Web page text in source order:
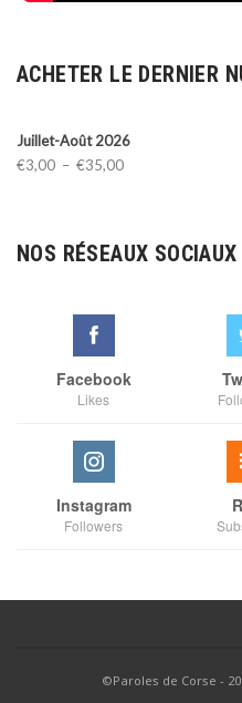
ACHETER LE DERNIER
Juillet-Août 2026
€3,00 – €35,00Plage
à
NOS RÉSEAUX SOCIAUX
Facebook
Likes
Instagram
Followers
©Paroles de Corse -